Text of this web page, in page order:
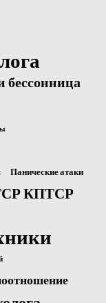
бессонница
Панические атаки
КПТСР